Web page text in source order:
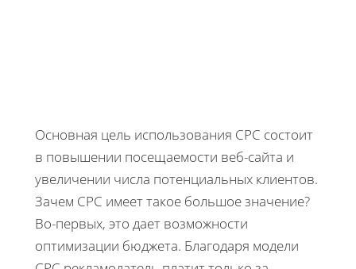
Основная цель использования CPC состоит
в повышении посещаемости веб-сайта и
увеличении числа потенциальных клиентов.
Зачем CPC имеет такое большое значение?
Во-первых, это дает возможности
оптимизации бюджета. Благодаря модели